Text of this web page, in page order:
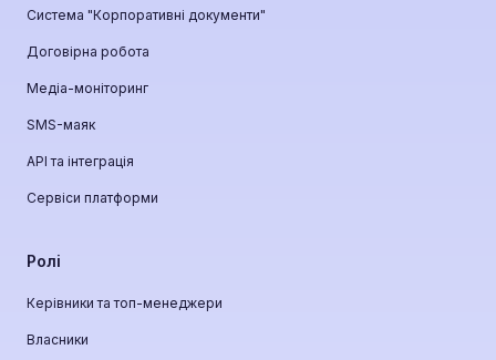
Система "Корпоративні документи"
Договірна робота
Медіа-моніторинг
SMS-маяк
API та інтеграція
Сервіси платформи
Ролі
Керівники та топ-менеджери
Власники